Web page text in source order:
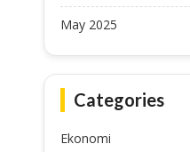
May 2025
Categories
Ekonomi